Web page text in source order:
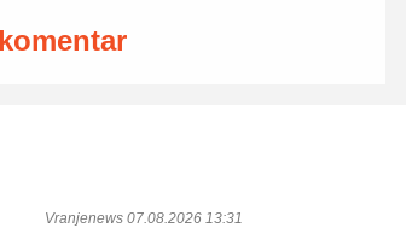
Vranjenews 07.08.2026 13:31